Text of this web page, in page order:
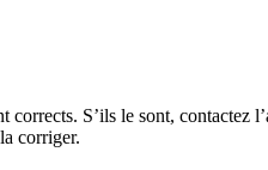
S’ils le sont, contactez
corriger.